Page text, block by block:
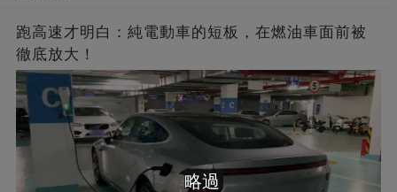
跑高速才明白：純電動車的短板，在燃油車面前被
徹底放大！
略過